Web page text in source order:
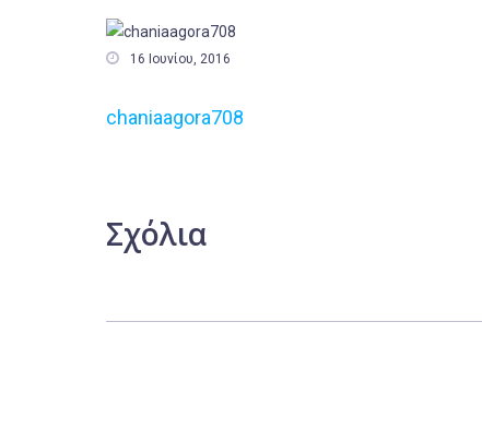
 16 Ιουνίου, 2016
chaniaagora708
Σχόλια